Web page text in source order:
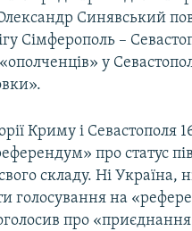
Синявський
Сімферополь –
«ополченців» у
Криму і Севастополя
про статус
складу. Ні
голосування на
про